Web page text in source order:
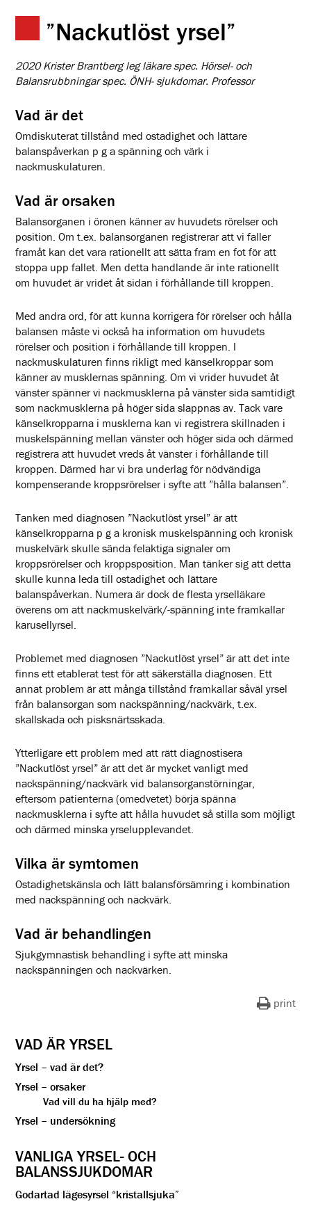
”Nackutlöst yrsel”
2020 Krister Brantberg leg läkare spec. Hörsel- och
Balansrubbningar spec. ÖNH- sjukdomar. Professor
Vad är det
Omdiskuterat tillstånd med ostadighet och lättare
balanspåverkan p g a spänning och värk i
nackmuskulaturen.
Vad är orsaken
Balansorganen i öronen känner av huvudets rörelser och
position. Om t.ex. balansorganen registrerar att vi faller
framåt kan det vara rationellt att sätta fram en fot för att
stoppa upp fallet. Men detta handlande är inte rationellt
om huvudet är vridet åt sidan i förhållande till kroppen.
Med andra ord, för att kunna korrigera för rörelser och hålla
balansen måste vi också ha information om huvudets
rörelser och position i förhållande till kroppen. I
nackmuskulaturen finns rikligt med känselkroppar som
känner av musklernas spänning. Om vi vrider huvudet åt
vänster spänner vi nackmusklerna på vänster sida samtidigt
som nackmusklerna på höger sida slappnas av. Tack vare
känselkropparna i musklerna kan vi registrera skillnaden i
muskelspänning mellan vänster och höger sida och därmed
registrera att huvudet vreds åt vänster i förhållande till
kroppen. Därmed har vi bra underlag för nödvändiga
kompenserande kroppsrörelser i syfte att ”hålla balansen”.
Tanken med diagnosen ”Nackutlöst yrsel” är att
känselkropparna p g a kronisk muskelspänning och kronisk
muskelvärk skulle sända felaktiga signaler om
kroppsrörelser och kroppsposition. Man tänker sig att detta
skulle kunna leda till ostadighet och lättare
balanspåverkan. Numera är dock de flesta yrselläkare
överens om att nackmuskelvärk/-spänning inte framkallar
karusellyrsel.
Problemet med diagnosen ”Nackutlöst yrsel” är att det inte
finns ett etablerat test för att säkerställa diagnosen. Ett
annat problem är att många tillstånd framkallar såväl yrsel
från balansorgan som nackspänning/nackvärk, t.ex.
skallskada och pisksnärtsskada.
Ytterligare ett problem med att rätt diagnostisera
”Nackutlöst yrsel” är att det är mycket vanligt med
nackspänning/nackvärk vid balansorganstörningar,
eftersom patienterna (omedvetet) börja spänna
nackmusklerna i syfte att hålla huvudet så stilla som möjligt
och därmed minska yrselupplevandet.
Vilka är symtomen
Ostadighetskänsla och lätt balansförsämring i kombination
med nackspänning och nackvärk.
Vad är behandlingen
Sjukgymnastisk behandling i syfte att minska
nackspänningen och nackvärken.
print
VAD ÄR YRSEL
Yrsel – vad är det?
Yrsel – orsaker
Vad vill du ha hjälp med?
Yrsel – undersökning
VANLIGA YRSEL- OCH
BALANSSJUKDOMAR
Godartad lägesyrsel “kristallsjuka”